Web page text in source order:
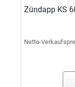
Zündapp KS
Netto-